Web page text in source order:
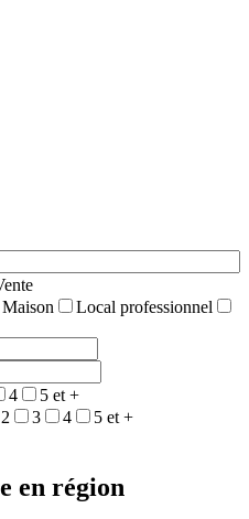
Maison
Local professionnel
4
5 et +
2 3 4 5 et +
en région